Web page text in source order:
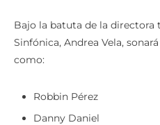
Bajo la batuta de la directora
Sinfónica, Andrea Vela,
como:
Robbin Pérez
Danny Daniel